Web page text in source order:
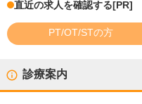
直近の求人を確認する[PR]
PT/OT/STの方
診療案内